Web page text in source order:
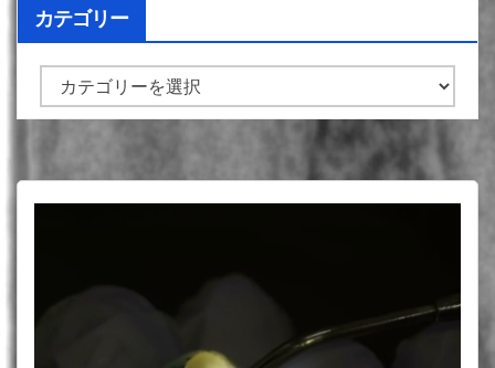
カテゴリー
テ
リ